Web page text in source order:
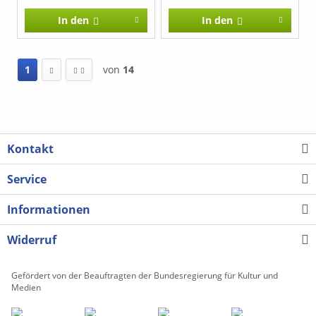
In den
Ausgabe weniger
bekannte Stücke aus dem
Schaffen César Francks in
Handschrift.
In den
1 von 14
Kontakt
Service
Informationen
Widerruf
Gefördert von der Beauftragten der Bundesregierung für Kultur und
Medien